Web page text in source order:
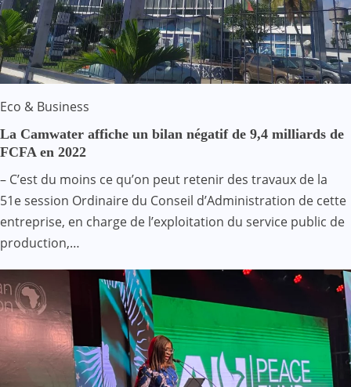
Eco & Business
La Camwater affiche un bilan négatif de 9,4 milliards de
FCFA en 2022
– C’est du moins ce qu’on peut retenir des travaux de la
51e session Ordinaire du Conseil d’Administration de cette
entreprise, en charge de l’exploitation du service public de
production,…